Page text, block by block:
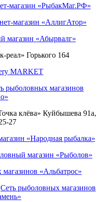
магазин «РыбакМаг.РФ»
магазин «АллигАтор»
магазин «Абырвалг»
Горького 164
MARKET
рыболовных магазинов
клёва» Куйбышева 91а,
27
«Народная рыбалка»
магазин «Рыболов»
«Альбатрос»
Сеть рыболовных магазинов